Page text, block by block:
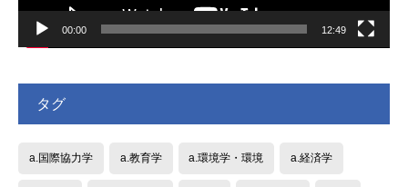
00:00 12:49
タグ
a.国際協力学 a.教育学 a.環境学・環境 a.経済学